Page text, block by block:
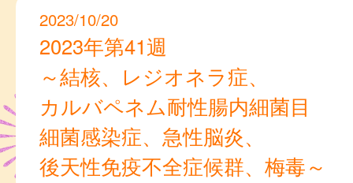
2023/10/20
2023年第41週
～結核、レジオネラ症、
カルバペネム耐性腸内細菌目
細菌感染症、急性脳炎、
後天性免疫不全症候群、梅毒～